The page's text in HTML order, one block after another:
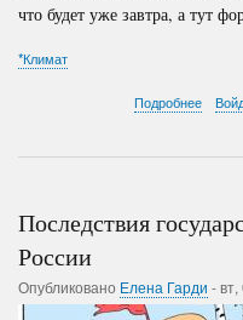
что будет уже завтра, а тут
*Климат
Подробнее
Ишак
Последствия
России
Опубликовано Елена Гарди -